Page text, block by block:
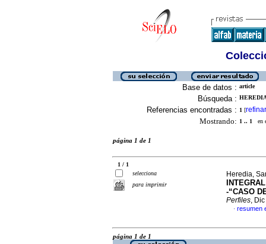
Base de datos : article
Búsqueda :
Referencias encontradas : 1 [refinar
Mostrando: 1 .. 1 en
página 1 de 1
1 / 1
selecciona
para imprimir
Heredia,
-“CASO
Perfiles,
· resumen
página 1 de 1